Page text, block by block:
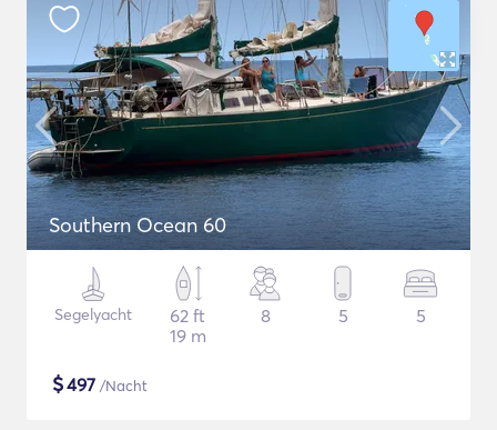
Southern Ocean 60
Segelyacht
62 ft
19 m
8 5 5
$497 /Nacht